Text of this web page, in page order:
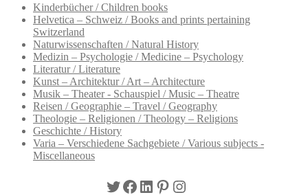
Kinderbücher / Children books
Helvetica – Schweiz / Books and prints pertaining
Switzerland
Naturwissenschaften / Natural History
Medizin – Psychologie / Medicine – Psychology
Literatur / Literature
Kunst – Architektur / Art – Architecture
Musik – Theater - Schauspiel / Music – Theatre
Reisen / Geographie – Travel / Geography
Theologie – Religionen / Theology – Religions
Geschichte / History
Varia – Verschiedene Sachgebiete / Various subjects -
Miscellaneous
Twitter
Facebook
LinkedIn
Pinterest
Instagram